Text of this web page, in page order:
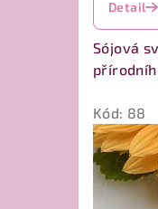
Detail
Sójová
Kód: 88